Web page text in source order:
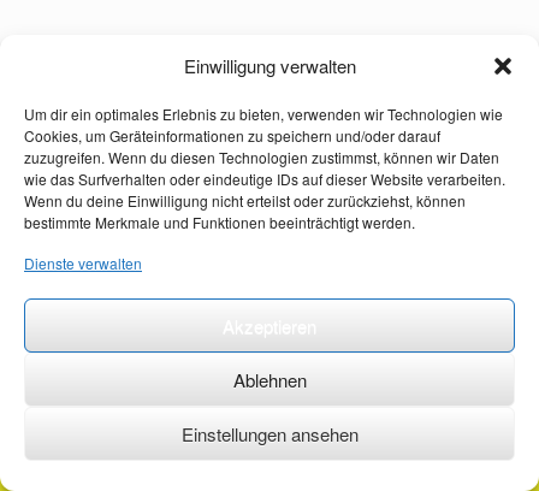
Einwilligung verwalten
Um dir ein optimales Erlebnis zu bieten, verwenden wir Technologien wie
Cookies, um Geräteinformationen zu speichern und/oder darauf
zuzugreifen. Wenn du diesen Technologien zustimmst, können wir Daten
wie das Surfverhalten oder eindeutige IDs auf dieser Website verarbeiten.
Wenn du deine Einwilligung nicht erteilst oder zurückziehst, können
bestimmte Merkmale und Funktionen beeinträchtigt werden.
Dienste verwalten
Ablehnen
Einstellungen ansehen
©2026 ·erstehilfekurs-mauch.de ·AGB ·Datenschutzerklärung ·Impressum ·